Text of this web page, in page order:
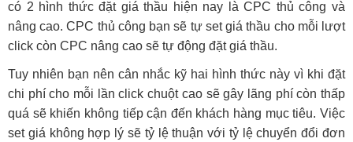
có 2 hình thức đặt giá thầu hiện nay là CPC thủ công và
nâng cao. CPC thủ công bạn sẽ tự set giá thầu cho mỗi lượt
click còn CPC nâng cao sẽ tự động đặt giá thầu.
Tuy nhiên bạn nên cân nhắc kỹ hai hình thức này vì khi đặt
chi phí cho mỗi lần click chuột cao sẽ gây lãng phí còn thấp
quá sẽ khiến không tiếp cận đến khách hàng mục tiêu. Việc
set giá không hợp lý sẽ tỷ lệ thuận với tỷ lệ chuyển đổi đơn